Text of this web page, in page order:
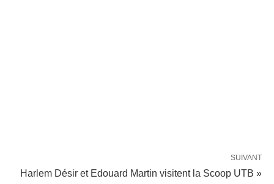
SUIVANT
Harlem Désir et Edouard Martin visitent la Scoop UTB »